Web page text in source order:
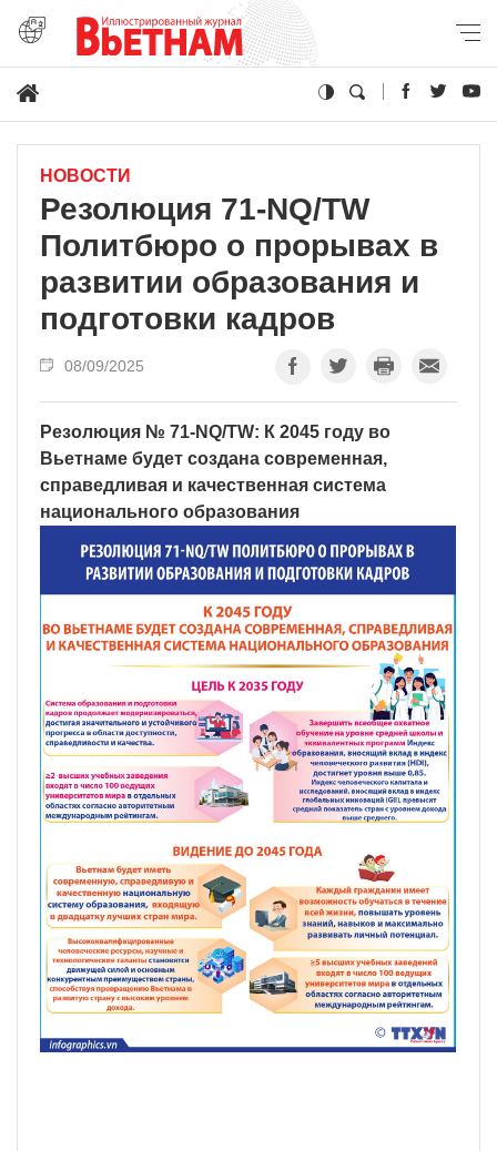
НОВОСТИ
Резолюция 71-NQ/TW
Политбюро о прорывах в
развитии образования и
подготовки кадров
08/09/2025
Резолюция № 71-NQ/TW: К 2045 году во
Вьетнаме будет создана современная,
справедливая и качественная система
национального образования